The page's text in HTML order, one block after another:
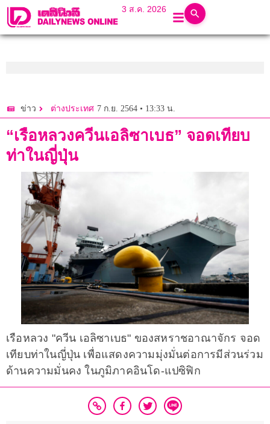
3 ส.ค. 2026
ข่าว ต่างประเทศ 7 ก.ย. 2564 • 13:33 น.
“เรือหลวงควีนเอลิซาเบธ” จอดเทียบ
ท่าในญี่ปุ่น
เรือหลวง "ควีน เอลิซาเบธ" ของสหราชอาณาจักร จอด
เทียบท่าในญี่ปุ่น เพื่อแสดงความมุ่งมั่นต่อการมีส่วนร่วม
ด้านความมั่นคง ในภูมิภาคอินโด-แปซิฟิก